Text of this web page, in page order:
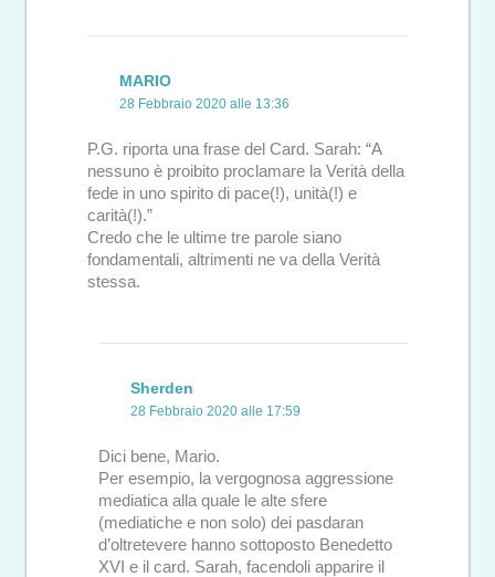
MARIO
28 Febbraio 2020 alle 13:36
P.G. riporta una frase del Card. Sarah: “A
nessuno è proibito proclamare la Verità della
fede in uno spirito di pace(!), unità(!) e
carità(!).”
Credo che le ultime tre parole siano
fondamentali, altrimenti ne va della Verità
stessa.
Sherden
28 Febbraio 2020 alle 17:59
Dici bene, Mario.
Per esempio, la vergognosa aggressione
mediatica alla quale le alte sfere
(mediatiche e non solo) dei pasdaran
d’oltretevere hanno sottoposto Benedetto
XVI e il card. Sarah, facendoli apparire il